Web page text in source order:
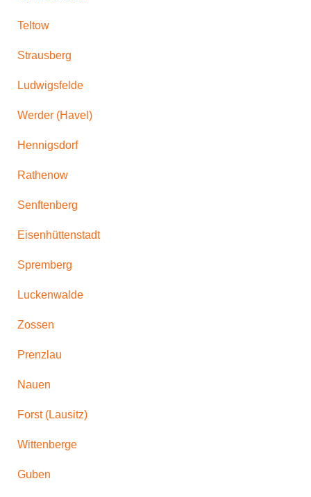
Teltow
Strausberg
Ludwigsfelde
Werder (Havel)
Hennigsdorf
Rathenow
Senftenberg
Eisenhüttenstadt
Spremberg
Luckenwalde
Zossen
Prenzlau
Nauen
Forst (Lausitz)
Wittenberge
Guben